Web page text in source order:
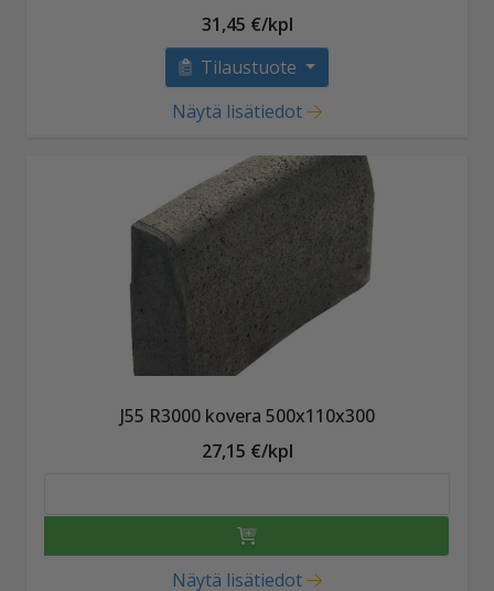
31,45 €/kpl
Tilaustuote
Näytä lisätiedot
J55 R3000 kovera 500x110x300
27,15 €/kpl
Näytä lisätiedot